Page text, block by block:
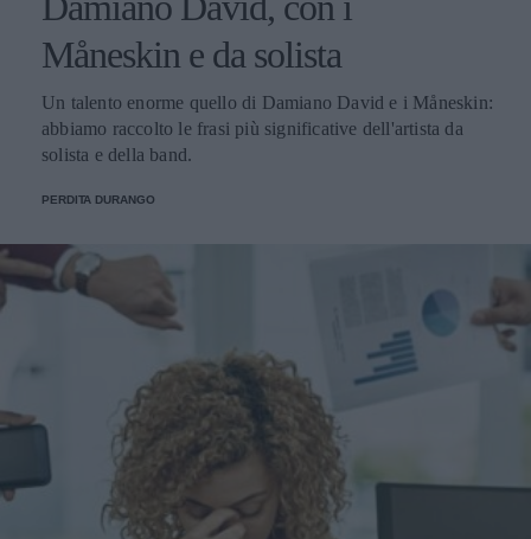
Måneskin e da solista
Un talento enorme quello di Damiano David e i Måneskin:
abbiamo raccolto le frasi più significative dell'artista da
solista e della band.
PERDITA DURANGO